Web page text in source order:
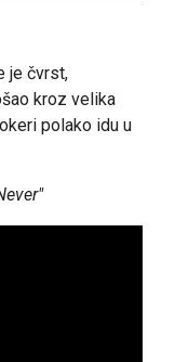
je čvrst,
kroz velika
polako idu u